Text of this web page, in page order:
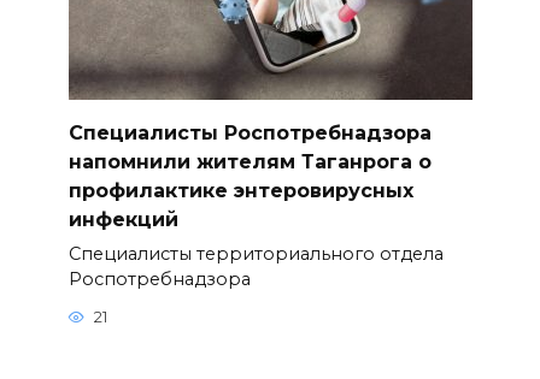
Специалисты Роспотребнадзора
напомнили жителям Таганрога о
профилактике энтеровирусных
инфекций
Специалисты территориального отдела
Роспотребнадзора
21